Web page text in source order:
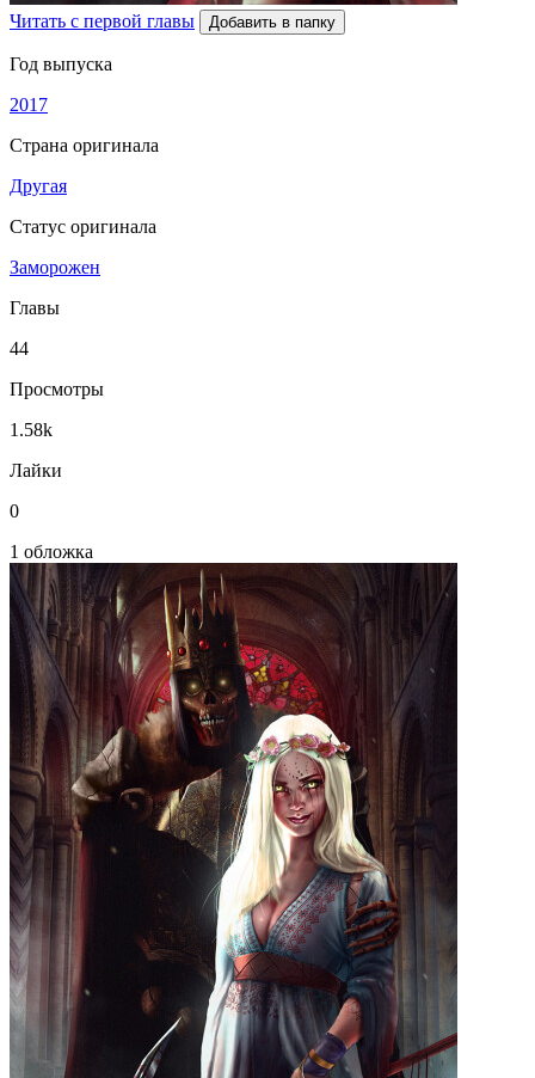
Читать с первой главы Добавить в папку
Год выпуска
2017
Страна оригинала
Другая
Статус оригинала
Заморожен
Главы
44
Просмотры
1.58k
Лайки
0
1 обложка